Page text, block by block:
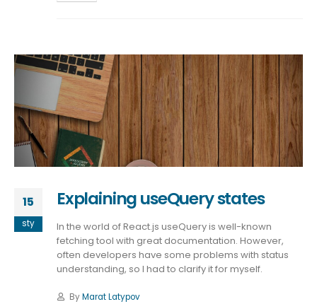
15
sty
Explaining useQuery states
In the world of React.js useQuery is well-known
fetching tool with great documentation. However,
often developers have some problems with status
understanding, so I had to clarify it for myself.
ByMarat Latypov